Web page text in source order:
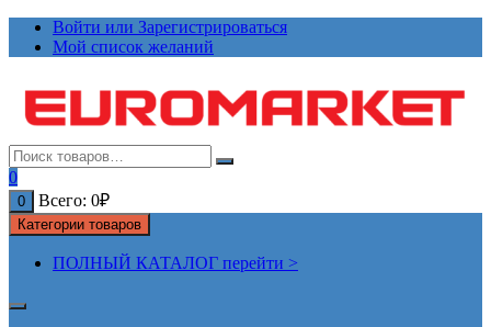
ПерейтиВойти или Зарегистрироваться
Мой список желаний
0
0 Всего: 0₽
Категории товаров
ПОЛНЫЙ КАТАЛОГ перейти >